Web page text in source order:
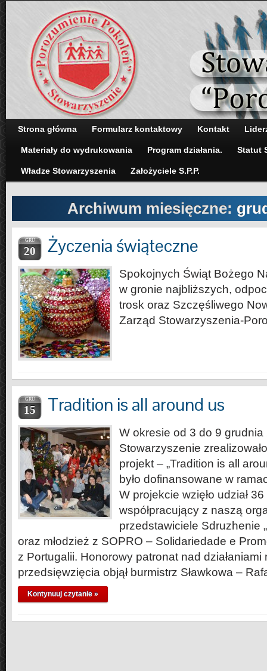
Strona główna Formularz kontaktowy Kontakt
Materiały do wydrukowania Program działania. Statut
Władze Stowarzyszenia Założyciele S.P.P.
Archiwum miesięczne:
GRU
20 Życzenia świąteczne
Spokojnych Świąt Bożego
w gronie najbliższych,
trosk oraz Szczęśliwego
Zarząd Stowarzyszenia-
GRU
15 Tradition is all around us
W okresie od 3 do 9
Stowarzyszenie
projekt – „Tradition is all
było dofinansowane w
W projekcie wzięło udział
współpracujący z naszą
przedstawiciele Sdruzhenie
oraz młodzież z SOPRO – Solidariedade e
z Portugalii. Honorowy patronat nad
przedsięwzięcia objął burmistrz Sławkowa –
Kontynuuj czytanie »